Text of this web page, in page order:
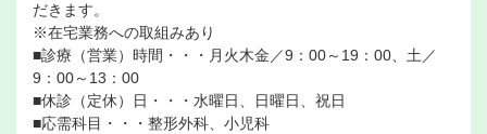
だきます。
※在宅業務への取組みあり
■診療（営業）時間・・・月火木金／9：00～19：00、土／
9：00～13：00
■休診（定休）日・・・水曜日、日曜日、祝日
■応需科目・・・整形外科、小児科